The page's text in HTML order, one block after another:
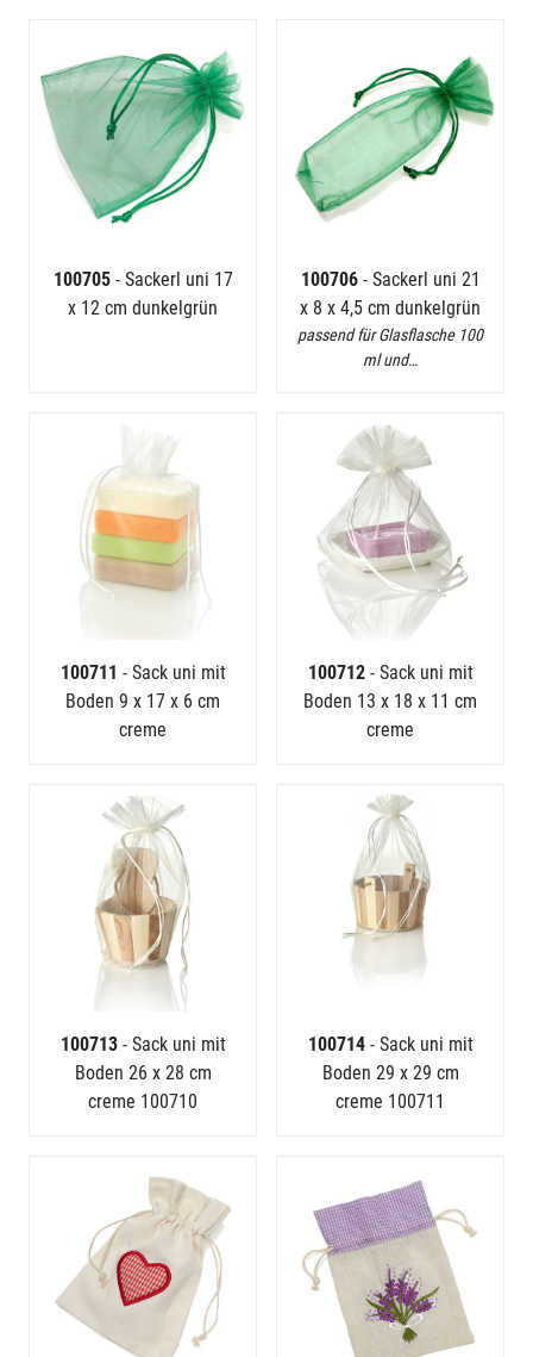
100705 - Sackerl uni 17
x 12 cm dunkelgrün
100706 - Sackerl uni 21
x 8 x 4,5 cm dunkelgrün
passend für Glasflasche 100
ml und…
100711 - Sack uni mit
Boden 9 x 17 x 6 cm
creme
100712 - Sack uni mit
Boden 13 x 18 x 11 cm
creme
100713 - Sack uni mit
Boden 26 x 28 cm
creme 100710
100714 - Sack uni mit
Boden 29 x 29 cm
creme 100711